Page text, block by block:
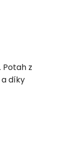
z
a díky